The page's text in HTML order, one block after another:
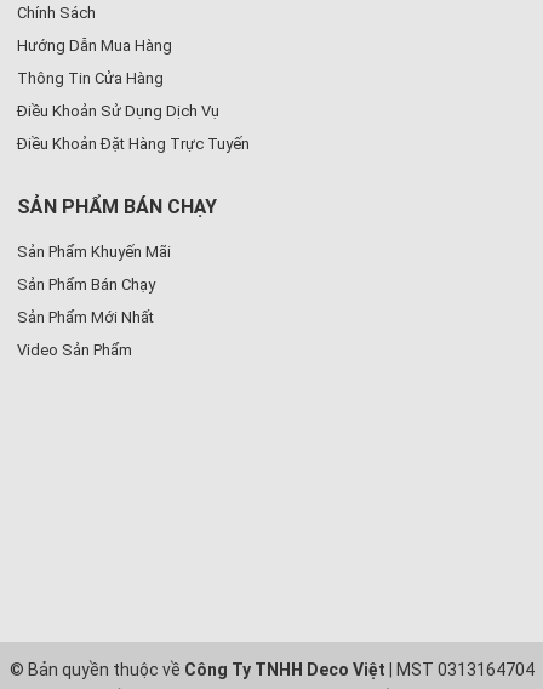
Chính Sách
Hướng Dẫn Mua Hàng
Thông Tin Cửa Hàng
Điều Khoản Sử Dụng Dịch Vụ
Điều Khoản Đặt Hàng Trực Tuyến
SẢN PHẨM BÁN CHẠY
Sản Phẩm Khuyến Mãi
Sản Phẩm Bán Chạy
Sản Phẩm Mới Nhất
Video Sản Phẩm
© Bản quyền thuộc về Công Ty TNHH Deco Việt | MST 0313164704